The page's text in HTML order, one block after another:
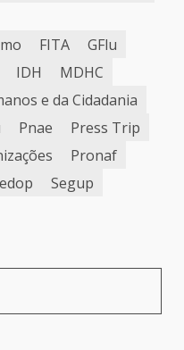
FITA
GFlu
IDH
MDHC
e da Cidadania
Pnae
Press Trip
Pronaf
Segup